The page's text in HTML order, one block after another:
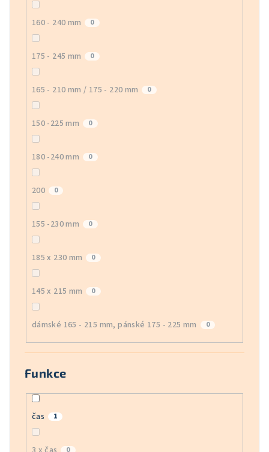
160 - 240 mm 0
175 - 245 mm 0
165 - 210 mm / 175 - 220 mm 0
150 -225 mm 0
180 -240 mm 0
200 0
155 -230 mm 0
185 x 230 mm 0
145 x 215 mm 0
dámské 165 - 215 mm, pánské 175 - 225 mm 0
Funkce
čas 1
0